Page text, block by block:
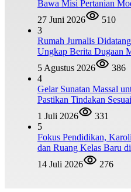
Bawa Misi Pertanian
27 Juni 2026
510
3
Rumah Jurnalis
Ungkap Berita Dugaan
5 Agustus 2026
386
4
Gelar Sunatan Massal
Pastikan Tindakan
1 Juli 2026
331
5
Fokus Pendidikan,
dan Ruang Kelas Baru
14 Juli 2026
276